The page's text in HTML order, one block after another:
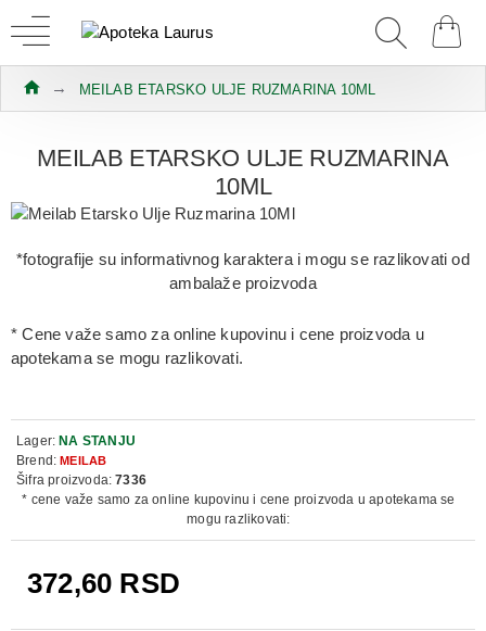
MEILAB ETARSKO ULJE RUZMARINA 10ML
MEILAB ETARSKO ULJE RUZMARINA
10ML
*fotografije su informativnog karaktera i mogu se razlikovati od
ambalaže proizvoda
* Cene važe samo za online kupovinu i cene proizvoda u
apotekama se mogu razlikovati.
372,60 RSD
Lager: NA STANJU
Brend: MEILAB
Šifra proizvoda: 7336
* cene važe samo za online kupovinu i cene proizvoda u apotekama se
mogu razlikovati: